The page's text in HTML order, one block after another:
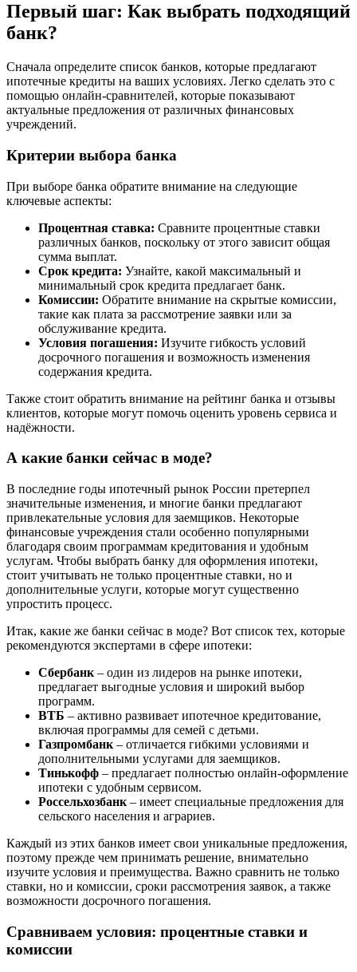
Первый шаг: Как выбрать подходящий
банк?
Сначала определите список банков, которые предлагают
ипотечные кредиты на ваших условиях. Легко сделать это с
помощью онлайн-сравнителей, которые показывают
актуальные предложения от различных финансовых
учреждений.
Критерии выбора банка
При выборе банка обратите внимание на следующие
ключевые аспекты:
Процентная ставка: Сравните процентные ставки
различных банков, поскольку от этого зависит общая
сумма выплат.
Срок кредита: Узнайте, какой максимальный и
минимальный срок кредита предлагает банк.
Комиссии: Обратите внимание на скрытые комиссии,
такие как плата за рассмотрение заявки или за
обслуживание кредита.
Условия погашения: Изучите гибкость условий
досрочного погашения и возможность изменения
содержания кредита.
Также стоит обратить внимание на рейтинг банка и отзывы
клиентов, которые могут помочь оценить уровень сервиса и
надёжности.
А какие банки сейчас в моде?
В последние годы ипотечный рынок России претерпел
значительные изменения, и многие банки предлагают
привлекательные условия для заемщиков. Некоторые
финансовые учреждения стали особенно популярными
благодаря своим программам кредитования и удобным
услугам. Чтобы выбрать банку для оформления ипотеки,
стоит учитывать не только процентные ставки, но и
дополнительные услуги, которые могут существенно
упростить процесс.
Итак, какие же банки сейчас в моде? Вот список тех, которые
рекомендуются экспертами в сфере ипотеки:
Сбербанк – один из лидеров на рынке ипотеки,
предлагает выгодные условия и широкий выбор
программ.
ВТБ – активно развивает ипотечное кредитование,
включая программы для семей с детьми.
Газпромбанк – отличается гибкими условиями и
дополнительными услугами для заемщиков.
Тинькофф – предлагает полностью онлайн-оформление
ипотеки с удобным сервисом.
Россельхозбанк – имеет специальные предложения для
сельского населения и аграриев.
Каждый из этих банков имеет свои уникальные предложения,
поэтому прежде чем принимать решение, внимательно
изучите условия и преимущества. Важно сравнить не только
ставки, но и комиссии, сроки рассмотрения заявок, а также
возможности досрочного погашения.
Сравниваем условия: процентные ставки и
комиссии